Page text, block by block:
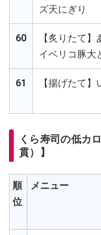
ズ天にぎり
60
【炙りたて
イベリコ豚大
61 【揚げたて】
くら寿司の低カ
貫）】
順
位
メニュー